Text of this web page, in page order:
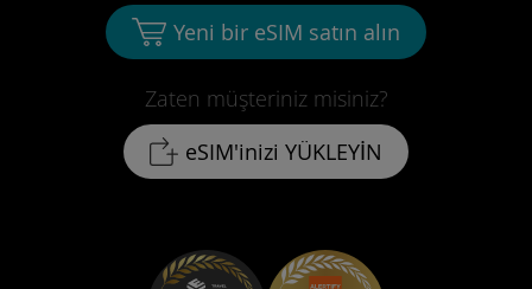
Zaten müşteriniz misiniz?
eSIM'inizi YÜKLEYİN
Yeni bir eSIM satın alın